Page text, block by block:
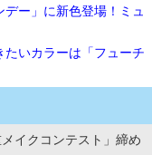
ー」に新色登場！ミュ
たいカラーは「フューチ
イクコンテスト」締め